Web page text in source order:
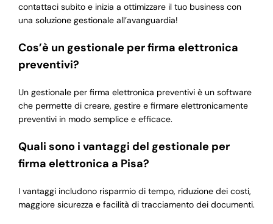
contattaci subito e inizia a ottimizzare il tuo business con
una soluzione gestionale all’avanguardia!
Cos’è un gestionale per firma elettronica
preventivi?
Un gestionale per firma elettronica preventivi è un software
che permette di creare, gestire e firmare elettronicamente
preventivi in modo semplice e efficace.
Quali sono i vantaggi del gestionale per
firma elettronica a Pisa?
I vantaggi includono risparmio di tempo, riduzione dei costi,
maggiore sicurezza e facilità di tracciamento dei documenti.